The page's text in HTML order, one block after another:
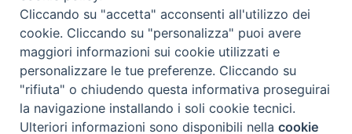
47864 PENNABILLI (RN)
Seguici su
Facebook
Instagram
LinkedIn
X YouTube
Feed
Informativa sulla Privacy
Preferenze Cookie
Cliccando su "accetta" acconsenti all'utilizzo dei
cookie. Cliccando su "personalizza" puoi avere
maggiori informazioni sui cookie utilizzati e
personalizzare le tue preferenze. Cliccando su
"rifiuta" o chiudendo questa informativa proseguirai
la navigazione installando i soli cookie tecnici.
Ulteriori informazioni sono disponibili nellacookie